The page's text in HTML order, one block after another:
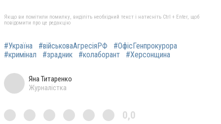
Якщо ви помітили помилку, виділіть необхідний текст і натисніть Ctrl + Enter, щоб
повідомити про це редакцію
#Україна #військоваАгресіяРФ
#ОфісГенпрокурора
#кримінал
#зрадник #колаборант #Херсонщина
Яна Титаренко
Журналістка
0,0